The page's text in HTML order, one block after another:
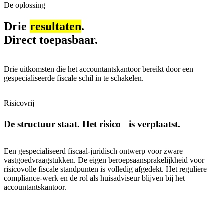
De oplossing
Drie resultaten.
Direct toepasbaar.
Drie uitkomsten die het accountantskantoor bereikt door een
gespecialiseerde fiscale schil in te schakelen.
Risicovrij
De structuur staat. Het risico is verplaatst.
Een gespecialiseerd fiscaal-juridisch ontwerp voor zware
vastgoedvraagstukken. De eigen beroepsaansprakelijkheid voor
risicovolle fiscale standpunten is volledig afgedekt. Het reguliere
compliance-werk en de rol als huisadviseur blijven bij het
accountantskantoor.